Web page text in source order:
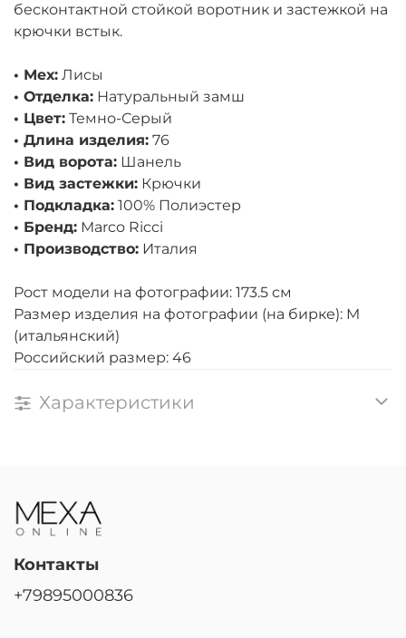
бесконтактной стойкой воротник и застежкой на
крючки встык.
• Мех: Лисы
• Отделка: Натуральный замш
• Цвет: Темно-Серый
• Длина изделия: 76
• Вид ворота: Шанель
• Вид застежки: Крючки
• Подкладка: 100% Полиэстер
• Бренд: Marco Ricci
• Производство: Италия
Рост модели на фотографии: 173.5 см
Размер изделия на фотографии (на бирке): M
(итальянский)
Российский размер: 46
Характеристики
Контакты
+79895000836